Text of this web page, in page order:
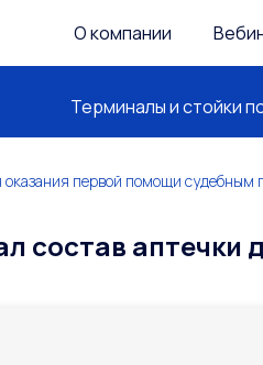
О компании
Терминалы и стойки
оказания первой помощи судебным
состав